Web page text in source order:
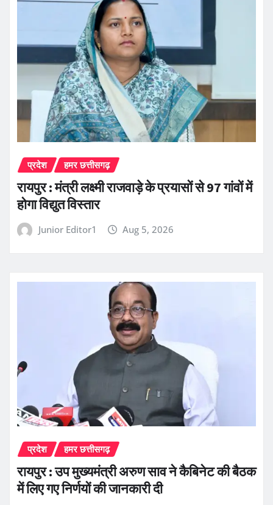
प्रदेश हमर छत्तीसगढ़
रायपुर : मंत्री लक्ष्मी राजवाड़े के प्रयासों से 97 गांवों में
होगा विद्युत विस्तार
Junior Editor1 Aug 5, 2026
प्रदेश हमर छत्तीसगढ़
रायपुर : उप मुख्यमंत्री अरुण साव ने कैबिनेट की बैठक
में लिए गए निर्णयों की जानकारी दी